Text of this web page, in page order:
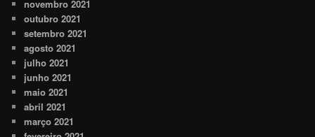
novembro 2021
outubro 2021
setembro 2021
agosto 2021
julho 2021
junho 2021
maio 2021
abril 2021
março 2021